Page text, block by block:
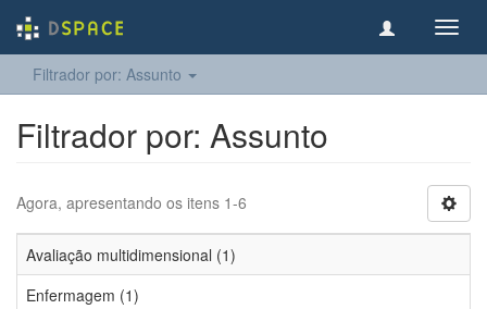
Filtrador por: Assunto
Filtrador por: Assunto
Agora, apresentando os itens 1-6
Avaliação multidimensional (1)
Enfermagem (1)